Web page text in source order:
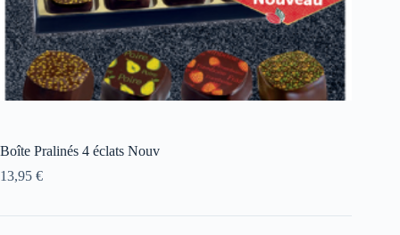
Boîte Pralinés 4 éclats Nouv
13,95 €